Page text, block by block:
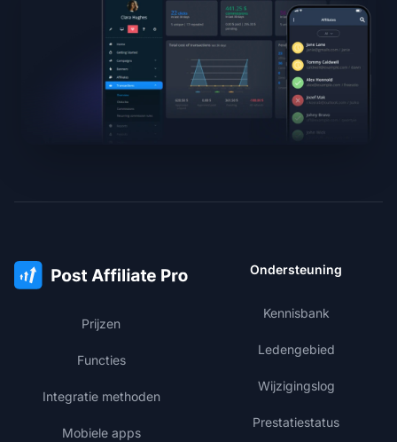
Prijzen
Functies
Integratie methoden
Mobiele apps
Ondersteuning
Kennisbank
Ledengebied
Wijzigingslog
Prestatiestatus